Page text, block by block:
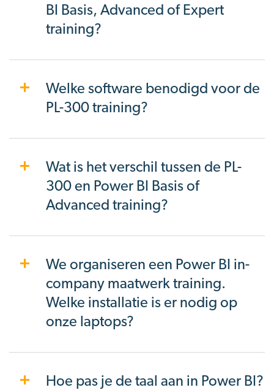
BI Basis, Advanced of Expert
training?
Welke software benodigd voor de
PL-300 training?
Wat is het verschil tussen de PL-
300 en Power BI Basis of
Advanced training?
We organiseren een Power BI in-
company maatwerk training.
Welke installatie is er nodig op
onze laptops?
Hoe pas je de taal aan in Power BI?